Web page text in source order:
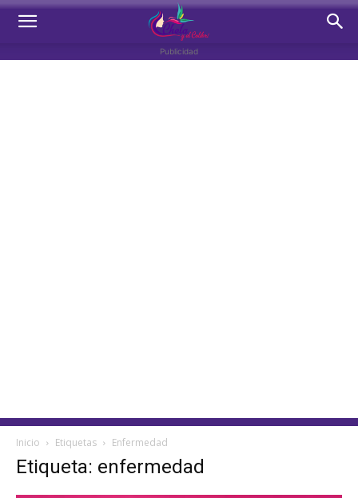
Publicidad
Inicio Etiquetas Enfermedad
Etiqueta: enfermedad